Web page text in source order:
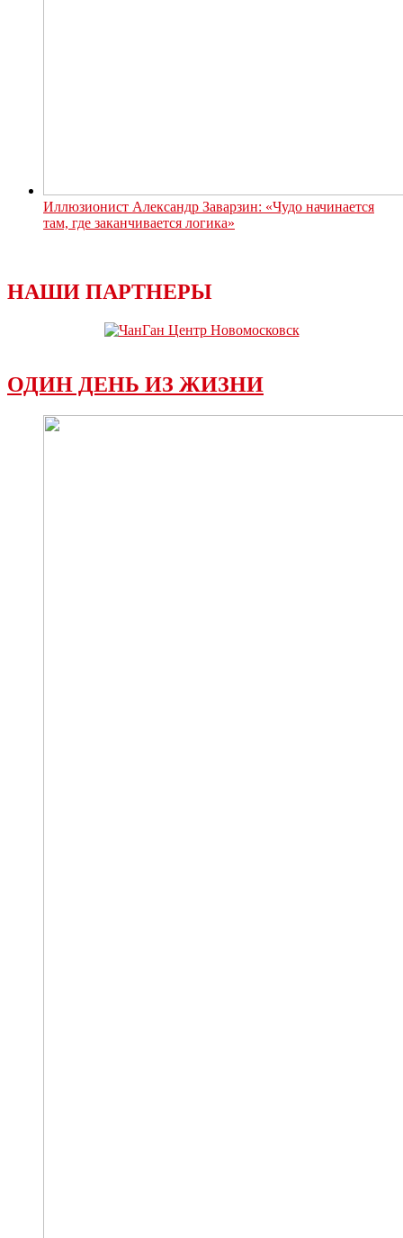
Иллюзионист Александр Заварзин: «Чудо начинается
там, где заканчивается логика»
НАШИ ПАРТНЕРЫ
ОДИН ДЕНЬ ИЗ ЖИЗНИ